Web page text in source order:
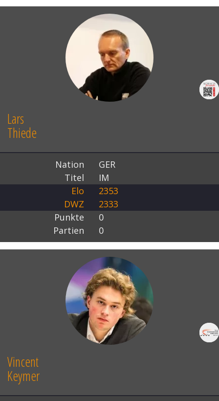
Lars
Thiede
Nation
GER
Titel
IM
Elo
2353
DWZ
2333
Punkte
0
Partien
0
Vincent
Keymer